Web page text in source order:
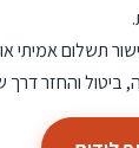
תשלום אמיתי או
ביטול והחזר דרך